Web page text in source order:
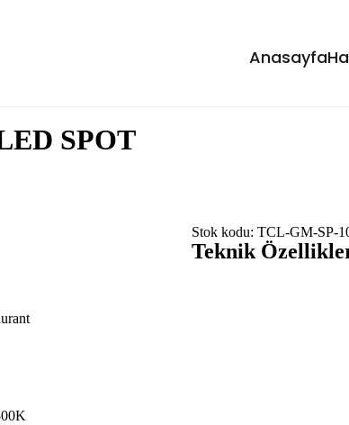
Anasayfa
SPOT
Stok kodu:TCL-GM-SP-
Teknik